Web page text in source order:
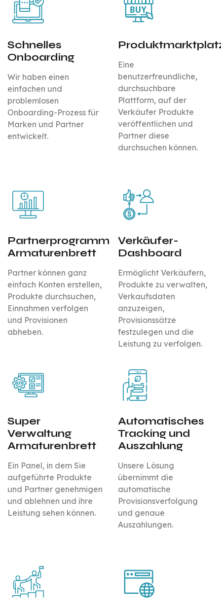
Schnelles
Onboarding
Wir haben einen
einfachen und
problemlosen
Onboarding-Prozess für
Marken und Partner
entwickelt.
Eine
benutzerfreundliche,
durchsuchbare
Plattform, auf der
Verkäufer Produkte
veröffentlichen und
Partner diese
durchsuchen können.
Partnerprogramm
Armaturenbrett
Partner können ganz
einfach Konten erstellen,
Produkte durchsuchen,
Einnahmen verfolgen
und Provisionen
abheben.
Verkäufer-
Dashboard
Ermöglicht Verkäufern,
Produkte zu verwalten,
Verkaufsdaten
anzuzeigen,
Provisionssätze
festzulegen und die
Leistung zu verfolgen.
Super
Verwaltung
Armaturenbrett
Ein Panel, in dem Sie
aufgeführte Produkte
und Partner genehmigen
und ablehnen und ihre
Leistung sehen können.
Automatisches
Tracking und
Auszahlung
Unsere Lösung
übernimmt die
automatische
Provisionsverfolgung
und genaue
Auszahlungen.